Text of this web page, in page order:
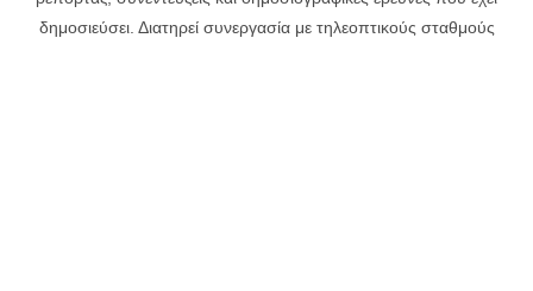
δημοσιεύσει. Διατηρεί συνεργασία με τηλεοπτικούς σταθμούς